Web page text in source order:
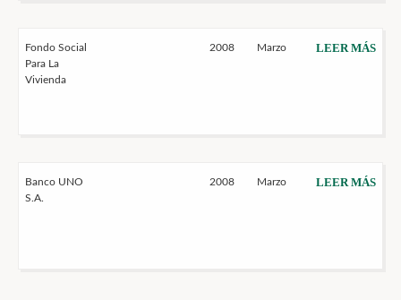
Fondo Social
Para La
Vivienda
2008 Marzo LEER MÁS
Banco UNO
S.A.
2008 Marzo LEER MÁS